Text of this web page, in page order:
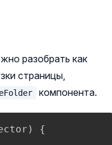
разобрать как
страницы,
компонента.
)
{